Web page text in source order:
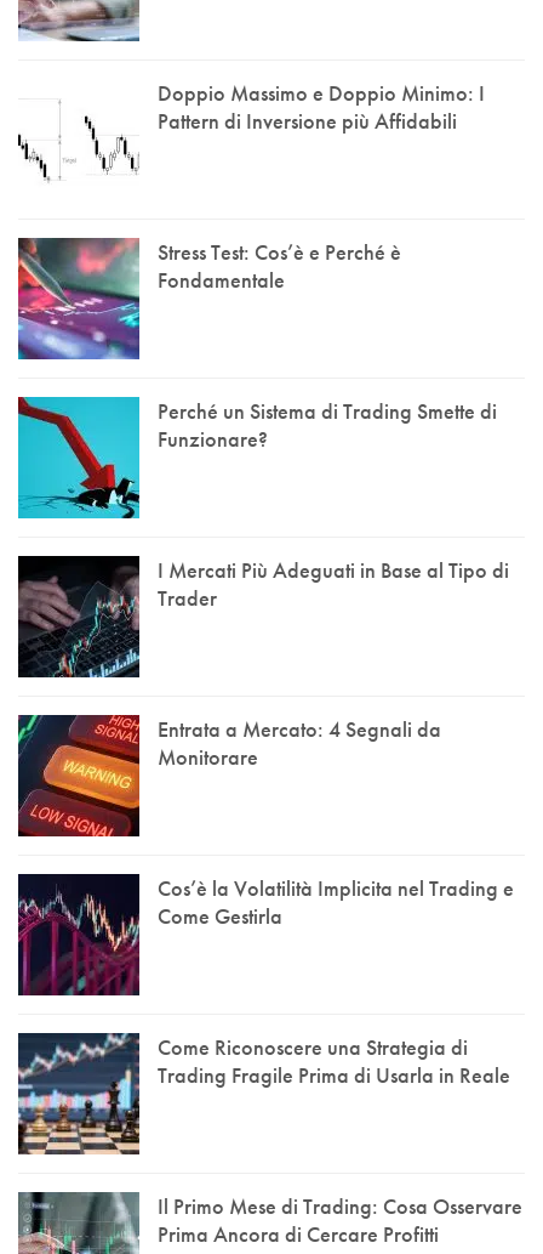
Doppio Massimo e Doppio Minimo: I
Pattern di Inversione più Affidabili
Stress Test: Cos’è e Perché è
Fondamentale
Perché un Sistema di Trading Smette di
Funzionare?
I Mercati Più Adeguati in Base al Tipo di
Trader
Entrata a Mercato: 4 Segnali da
Monitorare
Cos’è la Volatilità Implicita nel Trading e
Come Gestirla
Come Riconoscere una Strategia di
Trading Fragile Prima di Usarla in Reale
Il Primo Mese di Trading: Cosa Osservare
Prima Ancora di Cercare Profitti